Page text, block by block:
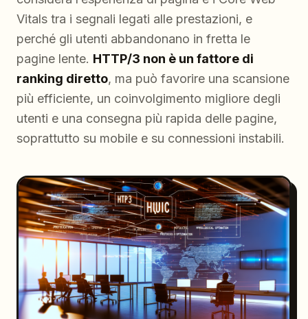
Vitals tra i segnali legati alle prestazioni, e
perché gli utenti abbandonano in fretta le
pagine lente. HTTP/3 non è un fattore di
ranking diretto, ma può favorire una scansione
più efficiente, un coinvolgimento migliore degli
utenti e una consegna più rapida delle pagine,
soprattutto su mobile e su connessioni instabili.